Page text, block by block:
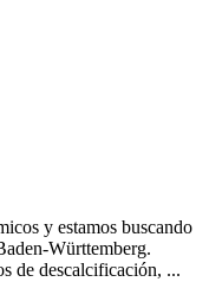
y estamos buscando
Württemberg.
de descalcificación, ...